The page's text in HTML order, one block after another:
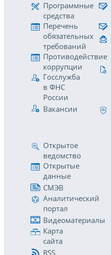
Программные
средства
Перечень
обязательных
требований
Противодействие
коррупции
Госслужба
в ФНС
России
Вакансии
Открытое
ведомство
Открытые
данные
СМЭВ
Аналитический
портал
Видеоматериалы
Карта
сайта
RSS